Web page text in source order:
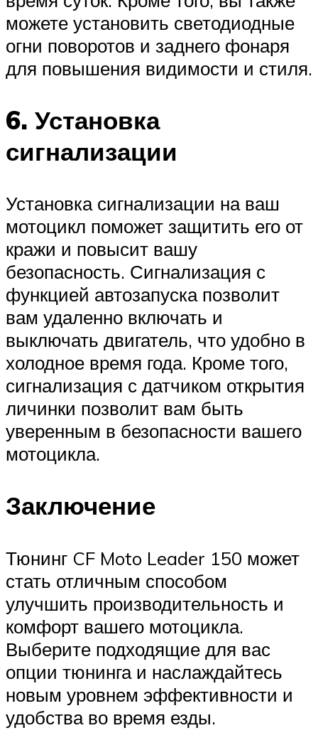
можете установить светодиодные
огни поворотов и заднего фонаря
для повышения видимости и стиля.
6. Установка
сигнализации
Установка сигнализации на ваш
мотоцикл поможет защитить его от
кражи и повысит вашу
безопасность. Сигнализация с
функцией автозапуска позволит
вам удаленно включать и
выключать двигатель, что удобно в
холодное время года. Кроме того,
сигнализация с датчиком открытия
личинки позволит вам быть
уверенным в безопасности вашего
мотоцикла.
Заключение
Тюнинг CF Moto Leader 150 может
стать отличным способом
улучшить производительность и
комфорт вашего мотоцикла.
Выберите подходящие для вас
опции тюнинга и наслаждайтесь
новым уровнем эффективности и
удобства во время езды.